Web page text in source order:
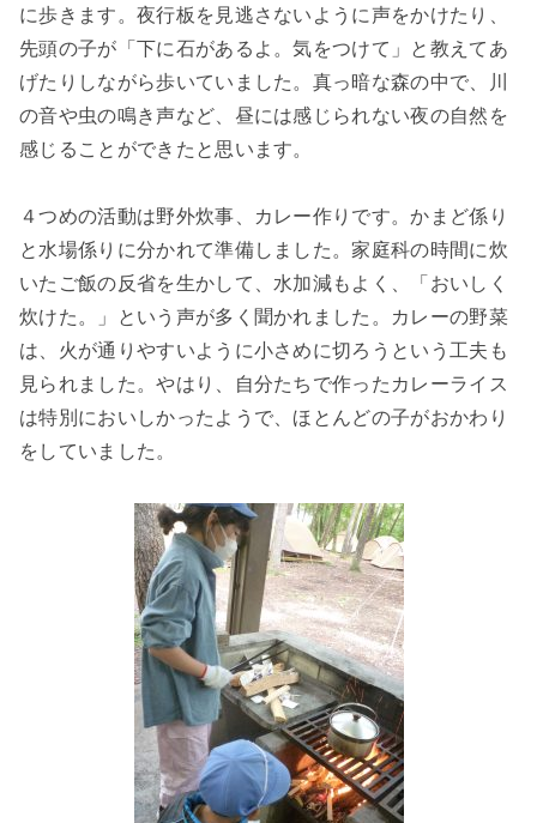
に歩きます。夜行板を見逃さないように声をかけたり、
先頭の子が「下に石があるよ。気をつけて」と教えてあ
げたりしながら歩いていました。真っ暗な森の中で、川
の音や虫の鳴き声など、昼には感じられない夜の自然を
感じることができたと思います。
４つめの活動は野外炊事、カレー作りです。かまど係り
と水場係りに分かれて準備しました。家庭科の時間に炊
いたご飯の反省を生かして、水加減もよく、「おいしく
炊けた。」という声が多く聞かれました。カレーの野菜
は、火が通りやすいように小さめに切ろうという工夫も
見られました。やはり、自分たちで作ったカレーライス
は特別においしかったようで、ほとんどの子がおかわり
をしていました。